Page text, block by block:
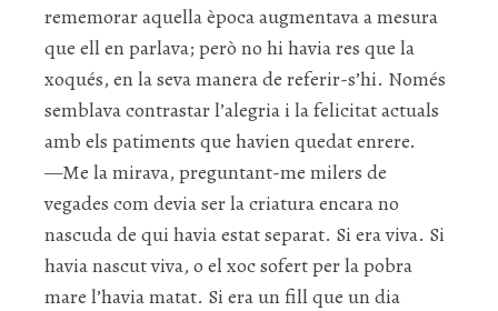
rememorar aquella època augmentava a mesura
que ell en parlava; però no hi havia res que la
xoqués, en la seva manera de referir-s’hi. Només
semblava contrastar l’alegria i la felicitat actuals
amb els patiments que havien quedat enrere.
—Me la mirava, preguntant-me milers de
vegades com devia ser la criatura encara no
nascuda de qui havia estat separat. Si era viva. Si
havia nascut viva, o el xoc sofert per la pobra
mare l’havia matat. Si era un fill que un dia